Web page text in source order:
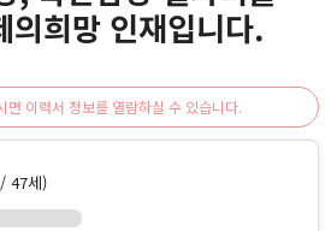
의희망 인재입니다.
면 이력서 정보를 열람하실 수 있습니다.
47세)